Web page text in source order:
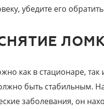
убедите его
как в стационаре,
быть стабильным.
заболевания, он